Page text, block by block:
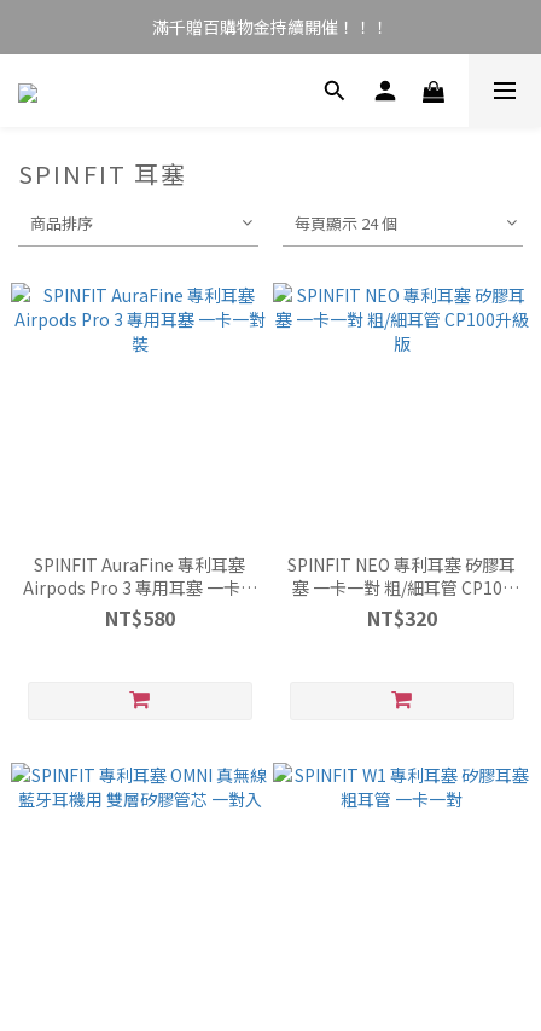
滿千贈百購物金持續開催！！！
SPINFIT 耳塞
商品排序 每頁顯示 24 個
SPINFIT AuraFine 專利耳塞
Airpods Pro 3 專用耳塞 一卡一
對裝
NT$580
SPINFIT NEO 專利耳塞 矽膠耳
塞 一卡一對 粗/細耳管 CP100
升級版
NT$320